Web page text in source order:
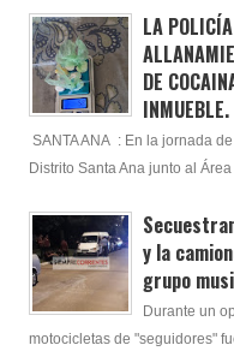
LA
DE
INMUEBLE.
SANTA ANA : En la jornada
Distrito Santa Ana junto al
y la
grupo
Durante un
motocicletas de "seguidores"